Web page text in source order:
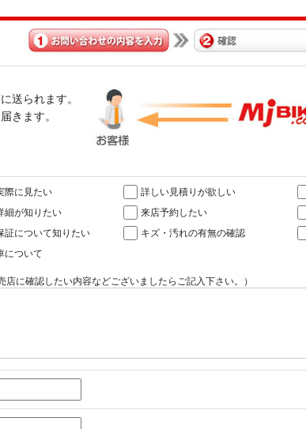
送られます。
きます。
際に見たい 詳しい見積りが欲しい
細が知りたい
来店予約したい
証について知りたい
キズ・汚れの有無の確認
について
店に確認したい内容などございましたらご記入下さい。）